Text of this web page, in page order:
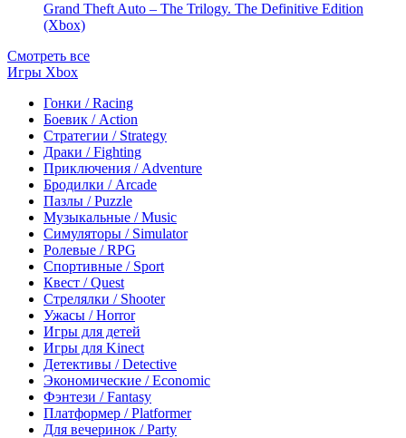
Grand Theft Auto – The Trilogy. The Definitive Edition
(Xbox)
Смотреть все
Игры Xbox
Гонки / Racing
Боевик / Action
Стратегии / Strategy
Драки / Fighting
Приключения / Adventure
Бродилки / Arcade
Пазлы / Puzzle
Музыкальные / Music
Симуляторы / Simulator
Ролевые / RPG
Спортивные / Sport
Квест / Quest
Стрелялки / Shooter
Ужасы / Horror
Игры для детей
Игры для Kinect
Детективы / Detective
Экономические / Economic
Фэнтези / Fantasy
Платформер / Platformer
Для вечеринок / Party